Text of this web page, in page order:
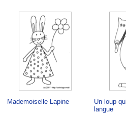
Mademoiselle Lapine
Un loup
langue